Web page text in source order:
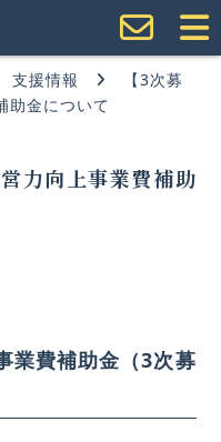
支援情報
【3次募
助金について
力向上事業費補助
業費補助金（3次募